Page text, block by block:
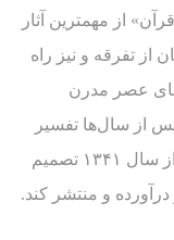
از مهمترین آثار
از تفرقه و نیز راه
عصر مدرن
از سال‌ها تفسیر
شفاهی قرآن بر منبر و در جلسات مختلف، از سال ۱۳۴۱ تصمیم
و منتشر کند.